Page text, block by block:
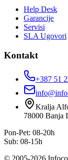
Help Desk
Garancije
Servisi
SLA Ugovori
Kontakt
+387 51
Kralja
78000 Banja
Pon-Pet: 08-20h
Sub: 08-15h